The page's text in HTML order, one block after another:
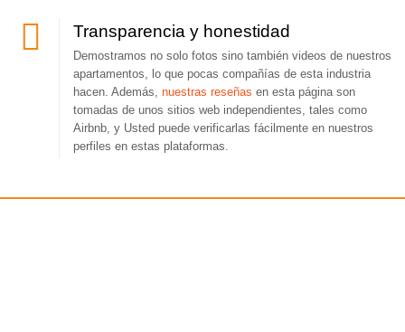
Transparencia y honestidad
Demostramos no solo fotos sino también videos de nuestros
apartamentos, lo que pocas compañías de esta industria
hacen. Además, nuestras reseñas en esta página son
tomadas de unos sitios web independientes, tales como
Airbnb, y Usted puede verificarlas fácilmente en nuestros
perfiles en estas plataformas.